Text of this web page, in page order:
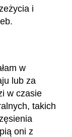
i
w
lub za
w czasie
takich
oni z